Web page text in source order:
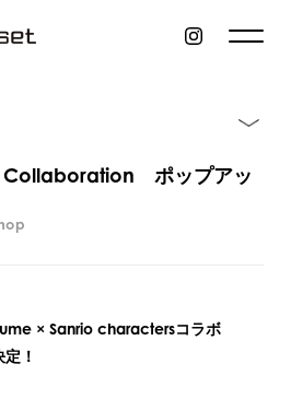
ポップアッ
× Sanrio charactersコラボ
！